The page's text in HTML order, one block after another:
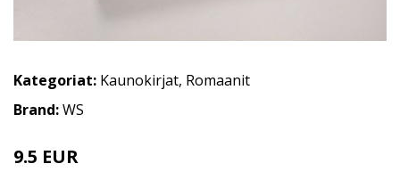
Kategoriat: Kaunokirjat, Romaanit
Brand:WS
9.5 EUR